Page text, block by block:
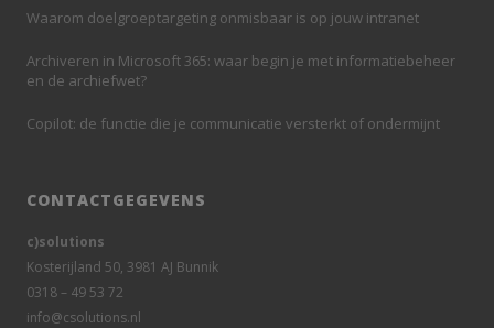
Waarom doelgroeptargeting onmisbaar is op jouw intranet
Archiveren in Microsoft 365: waar begin je met informatiebeheer
en de archiefwet?
Copilot: de functie die je communicatie versterkt of ondermijnt
CONTACTGEGEVENS
c)solutions
Kosterijland 50, 3981 AJ Bunnik
0318 – 49 53 72
info@csolutions.nl